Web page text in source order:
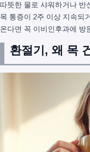
따뜻한 물로 샤워하거나 반
목 통증이 2주 이상 지속되
온다면 꼭 이비인후과에 방
환절기, 왜 목